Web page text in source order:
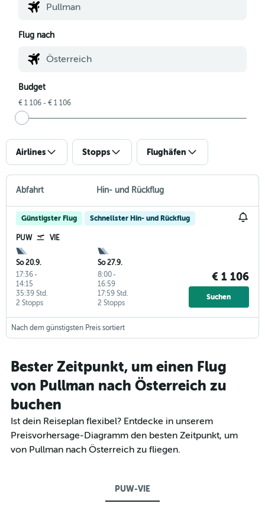
Flug nach
Budget
€ 1 106 - € 1 106
Airlines Stopps Flughäfen
Abfahrt Hin- und Rückflug
Günstigster Flug Schnellster Hin- und Rückflug
PUW VIE
So 20.9.
17:36-
14:15
2 Stopps
35:39 Std.
So 27.9.
8:00-
16:59
2 Stopps
17:59 Std.
€ 1 106
Suchen
Nach dem günstigsten Preis sortiert
Bester Zeitpunkt, um einen Flug
von Pullman nach Österreich zu
buchen
Ist dein Reiseplan flexibel? Entdecke in unserem
Preisvorhersage-Diagramm den besten Zeitpunkt, um
von Pullman nach Österreich zu fliegen.
PUW-VIE